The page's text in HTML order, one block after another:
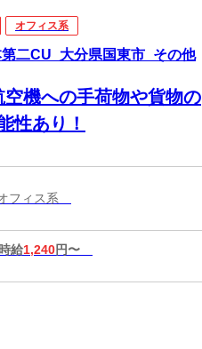
オフィス系
二CU_大分県国東市_その他
機への手荷物や貨物の
性あり！
フィス系
給1,240円〜